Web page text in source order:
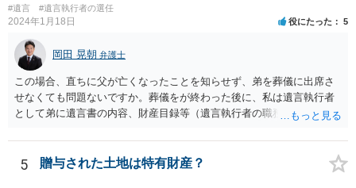
#遺言 #遺言執行者の選任
2024年1月18日 役にたった 5
岡田 晃朝 弁護士
この場合、直ちに父が亡くなったことを知らせず、弟を葬儀に出席さ
せなくても問題ないですか。葬儀をが終わった後に、私は遺言執行者
として弟に遺言書の内容、財産目録等（遺言執行者の職務）を知らせ
るかは喪主の自由です。 呼ばなくてもかまいません。 そもそも、そう
いう法律関係にありません。 遺言の内容と遺産の総額の通知、公正証
5 贈与された土地は特有財産？